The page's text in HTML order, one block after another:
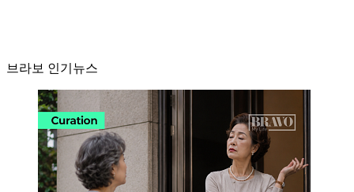
브라보 인기뉴스